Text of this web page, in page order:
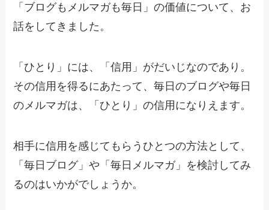
「ブログもメルマガも毎日」の価値について、お
話をしてきました。
「ひとり」には、「信用」がだいじなのであり。
その信用を得るにあたって、毎日のブログや毎日
のメルマガは、「ひとり」の信用になりえます。
相手に信用を感じてもらうひとつの方法として、
「毎日ブログ」や「毎日メルマガ」を検討してみ
るのはいかがでしょうか。